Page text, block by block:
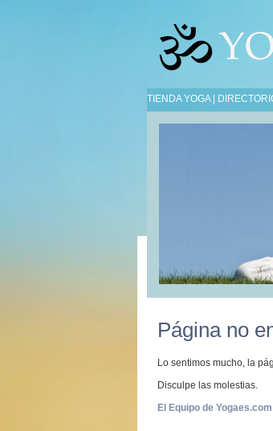
TIENDA YOGA|
Página no
Lo sentimos mucho, la
Disculpe las molestias.
El Equipo de Yogaes.com